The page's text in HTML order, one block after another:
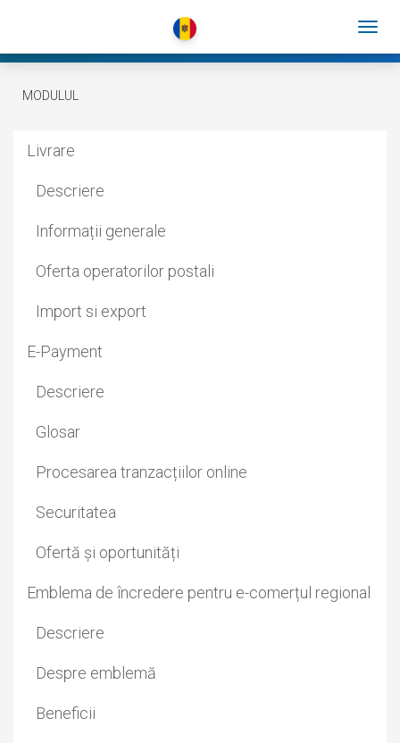
MODULUL
Livrare
Descriere
Informații generale
Oferta operatorilor postali
Import si export
E-Payment
Descriere
Glosar
Procesarea tranzacțiilor online
Securitatea
Ofertă și oportunități
Emblema de încredere pentru e-comerțul regional
Descriere
Despre emblemă
Beneficii